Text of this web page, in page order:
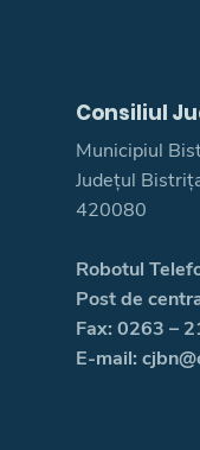
Consiliul
Municipiul
Județul
420080
Robotul
Post de
Fax: 0263 –
E-mail: